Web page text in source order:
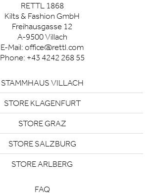
RETTL 1868
Kilts & Fashion GmbH
Freihausgasse 12
A-9500 Villach
E-Mail: office@rettl.com
Phone: +43 4242 268 55
STAMMHAUS VILLACH
STORE KLAGENFURT
STORE GRAZ
STORE SALZBURG
STORE ARLBERG
FAQ